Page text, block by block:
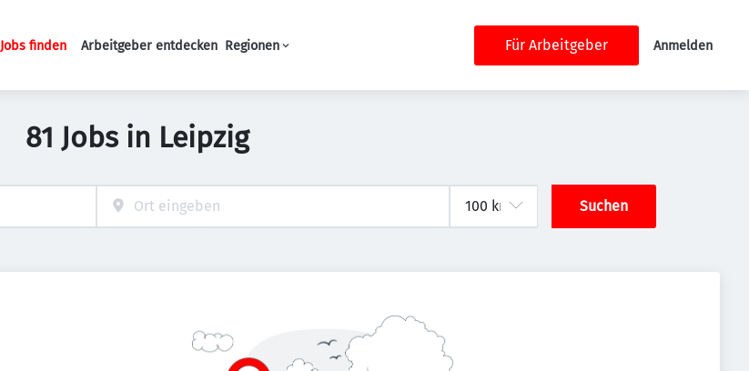
Haupt-Navigation
Jobs finden Arbeitgeber entdecken Regionen Für Arbeitgeber Anmelden
81 Jobs in Leipzig
Suchen